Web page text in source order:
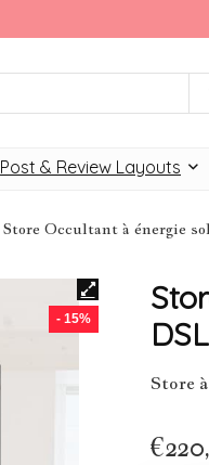
Post & Review Layouts
Store Occultant à énergie
- 15%
Store
€